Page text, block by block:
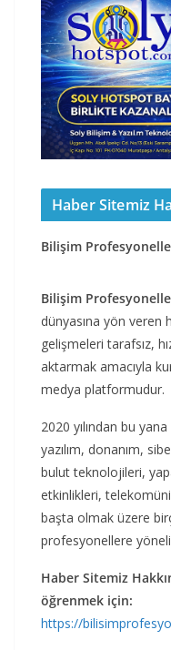
Haber Sitemiz
Bilişim
Bilişim
dünyasına yön veren
gelişmeleri tarafsız,
aktarmak amacıyla
medya platformudur.
2020 yılından bu
yazılım, donanım,
bulut teknolojileri,
etkinlikleri,
başta olmak üzere
profesyonellere
Haber Sitemiz
öğrenmek için:
https://